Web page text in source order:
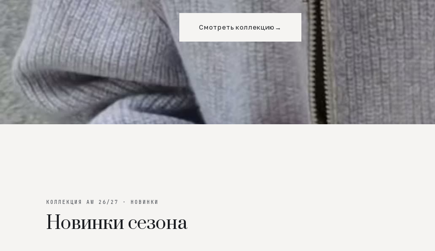
Смотреть коллекцию →
КОЛЛЕКЦИЯ AW 26/27 · НОВИНКИ
Новинки сезона